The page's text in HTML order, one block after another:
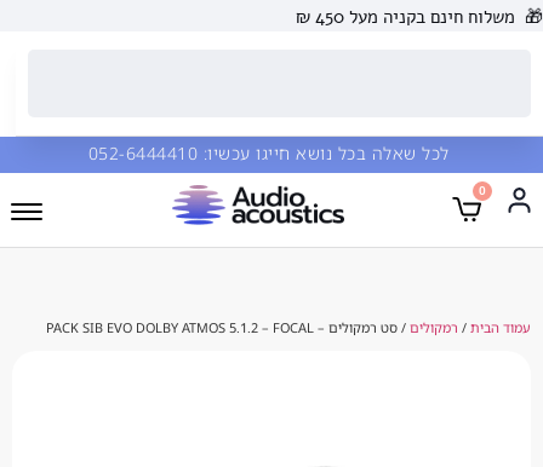
🎁 משלוח חינם בקניה מעל 450 ₪
לכל שאלה בכל נושא חייגו עכשיו:
0
עמוד הבית / רמקולים / סט רמקולים – PACK SIB EVO DOLBY ATMOS 5.1.2 – FOCAL